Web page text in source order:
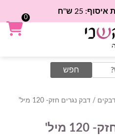
25 ש"ח
/ דבק נגרים חזק- 120 מיל'
מיל'
0